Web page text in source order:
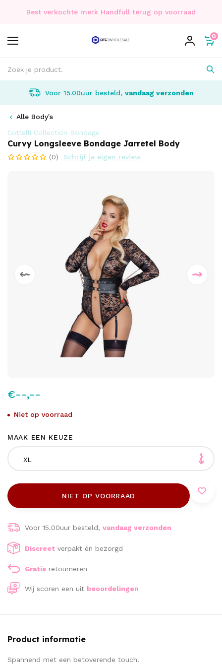
Best verkochte merk Handfull terug op voorraad
0
Voor 15.00uur besteld, vandaag verzonden
Alle Body's
Cottelli Collection Bondage
Curvy Longsleeve Bondage Jarretel Body
(0) Schrijf je eigen review
€--,--
Niet op voorraad
MAAK EEN KEUZE
XL
NIET OP VOORRAAD
Voor 15.00uur besteld, vandaag verzonden
Discreet verpakt én bezorgd
Gratis retourneren
Wij scoren een uit beoordelingen
Product informatie
Spannend met een betoverende touch!